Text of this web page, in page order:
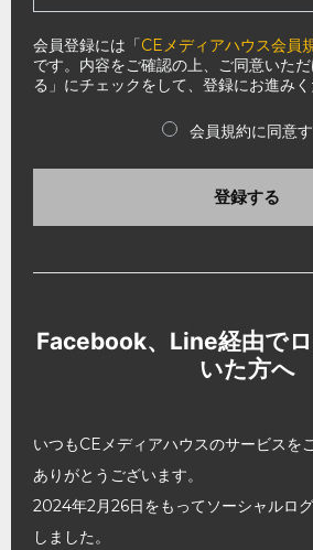
会員登録には「CEメディアハウス会員
です。内容をご確認の上、ご同意いた
る」にチェックをして、登録にお進みく
会員規約に同意
登録する
Facebook、Line経由で
いた方へ
いつもCEメディアハウスのサービスを
ありがとうございます。
2024年2月26日をもってソーシャルロ
しました。